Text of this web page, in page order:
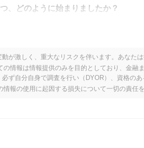
、どのように始まりましたか？
トは2021年6月にテストネットを立ち上げ、
初期の開発は、ゲームとブロックチェーン技術
ーベースを引き付けることを目指しました。マ
者が従来の資金調達方法の制約なしにトークン
コミュニティ主導のエコシステムの確立のための
はどうなりますか？
が激しく、重大なリスクを伴います。あなた
の情報は情報提供のみを目的としており、金融
ず自分自身で調査を行い（DYOR）、資格の
情報の使用に起因する損失について一切の責任を